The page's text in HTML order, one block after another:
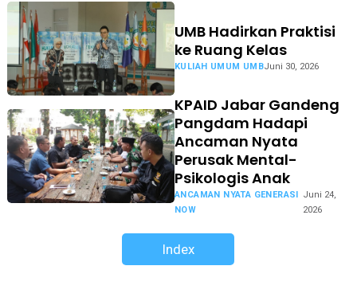
UMB Hadirkan Praktisi
ke Ruang Kelas
KULIAH UMUM UMBJuni 30, 2026
KPAID Jabar Gandeng
Pangdam Hadapi
Ancaman Nyata
Perusak Mental-
Psikologis Anak
ANCAMAN NYATA GENERASI
NOW
Juni 24,
2026
Index